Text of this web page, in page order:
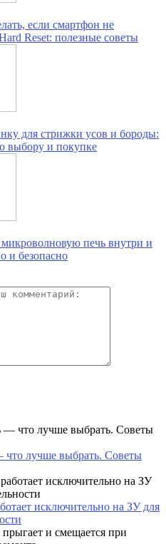
если смартфон не
Reset: полезные советы
для стрижки усов и бороды:
выбору и покупке
печь внутри и
и безопасно
что лучше выбрать. Советы
исключительно на ЗУ для